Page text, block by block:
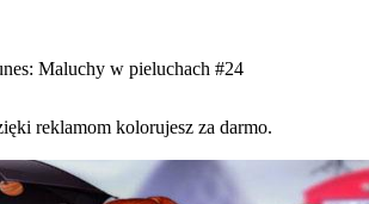
Maluchy w pieluchach #24
reklamom kolorujesz za darmo.